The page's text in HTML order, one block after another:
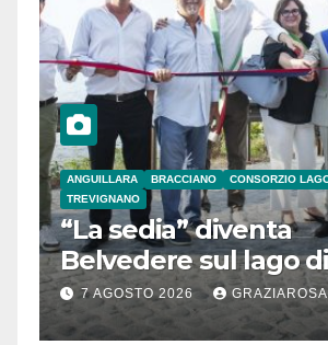
ANGUILLARA BRACCIANO
CONSORZIO
TREVIGNANO
“La sedia” diventa
Belvedere sul lago di
Bracciano: ieri
l’inaugurazione
7 AGOSTO 2026